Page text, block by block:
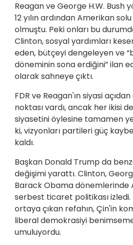
Reagan ve George H.W. Bush
12 yılın ardından Amerikan
olmuştu. Peki onları bu
Clinton, sosyal yardımları
eden, bütçeyi dengeleyen ve
döneminin sona erdiğini” ilan
olarak sahneye çıktı.
FDR ve Reagan'ın siyasi
noktası vardı, ancak her ikisi
siyasetini öylesine tamamen
ki, vizyonları partileri güç
kaldı.
Başkan Donald Trump da
değişimi yarattı. Clinton,
Barack Obama dönemlerinde
serbest ticaret politikası izledi.
ortaya çıkan refahın, Çin'in
liberal demokrasiyi
umuluyordu.